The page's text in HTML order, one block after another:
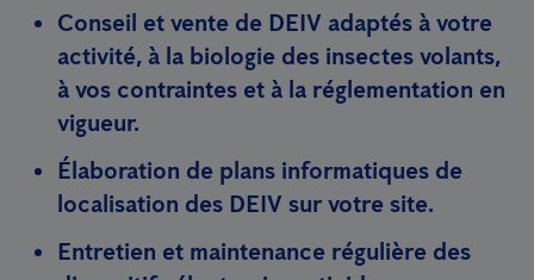
Conseil et vente de DEIV adaptés à votre
activité, à la biologie des insectes volants,
à vos contraintes et à la réglementation en
vigueur.
Élaboration de plans informatiques de
localisation des DEIV sur votre site.
Entretien et maintenance régulière des